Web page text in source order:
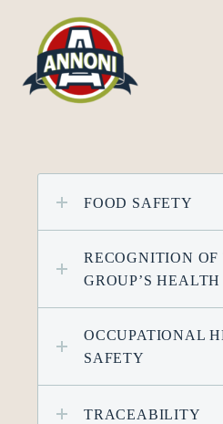
FOOD SAFETY
RECOGNITION
GROUP’S
OCCUPATIONAL
SAFETY
TRACEABILITY